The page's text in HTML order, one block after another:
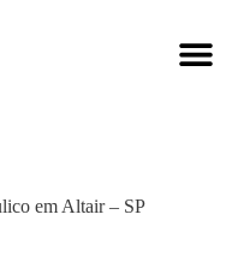
em Altair – SP